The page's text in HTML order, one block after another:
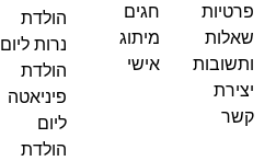
פרטיות
שאלות
ותשובות
יצירת
קשר
חגים
מיתוג
אישי
הולדת
נרות ליום
הולדת
פיניאטה
ליום
הולדת